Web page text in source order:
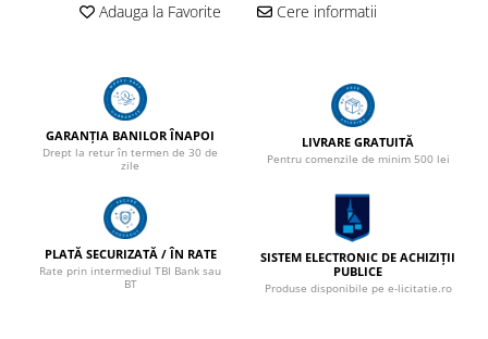
Aparate gard electric
Conductori gard electric
Intinzatori
Panouri solare
Plase gard electric
Poarta gard electric
Adauga la Favorite Cere informatii
GARANȚIA BANILOR ÎNAPOI
Drept la retur în termen de 30 de
zile
LIVRARE GRATUITĂ
Pentru comenzile de minim 500 lei
PLATĂ SECURIZATĂ / ÎN RATE
Rate prin intermediul TBI Bank sau
BT
SISTEM ELECTRONIC DE ACHIZIȚII
PUBLICE
Produse disponibile pe e-licitatie.ro